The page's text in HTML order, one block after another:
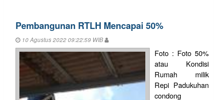
Pembangunan RTLH Mencapai 50%
10 Agustus 2022 09:22:59 WIB
Foto : Foto 50%
atau Kondisi
Rumah milik
Repi Padukuhan
condong